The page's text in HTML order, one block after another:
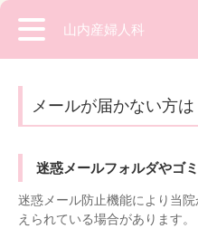
山内産婦人科
メールが届かない方は
迷惑メールフォルダやゴ
迷惑メール防止機能により当
えられている場合があります。